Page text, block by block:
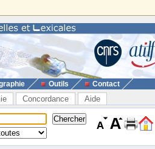
Outils Contact
Concordance Aide